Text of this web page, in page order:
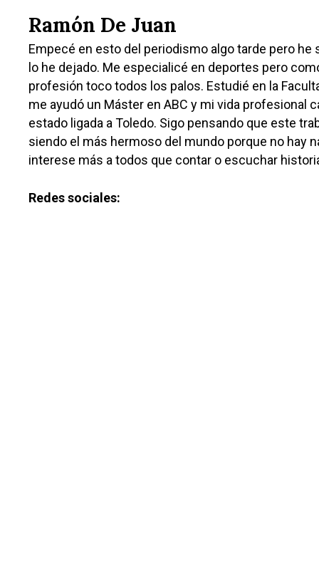
Ramón De Juan
Empecé en esto del periodismo algo tarde pero he
lo he dejado. Me especialicé en deportes pero
profesión toco todos los palos. Estudié en la
me ayudó un Máster en ABC y mi vida profesional
estado ligada a Toledo. Sigo pensando que este
siendo el más hermoso del mundo porque no hay
interese más a todos que contar o escuchar
Redes sociales:
Guadalajara
Talavera
Deportes
Sucesos
Medio Ambiente
Planeta Rural